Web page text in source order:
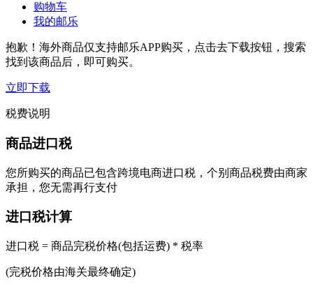
购物车
我的邮乐
抱歉！海外商品仅支持邮乐APP购买，点击去下载按钮，搜索
找到该商品后，即可购买。
立即下载
税费说明
商品进口税
您所购买的商品已包含跨境电商进口税，个别商品税费由商家
承担，您无需再行支付
进口税计算
进口税 = 商品完税价格(包括运费) * 税率
(完税价格由海关最终确定)